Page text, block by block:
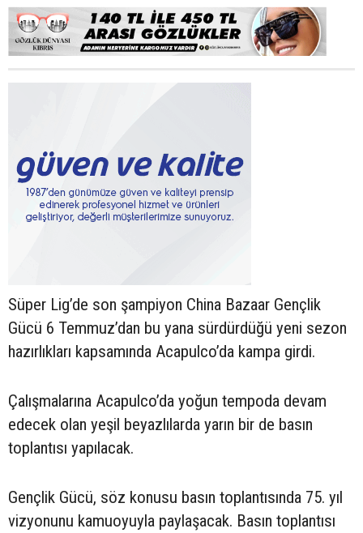
Süper Lig’de son şampiyon China Bazaar Gençlik
Gücü 6 Temmuz’dan bu yana sürdürdüğü yeni sezon
hazırlıkları kapsamında Acapulco’da kampa girdi.
Çalışmalarına Acapulco’da yoğun tempoda devam
edecek olan yeşil beyazlılarda yarın bir de basın
toplantısı yapılacak.
Gençlik Gücü, söz konusu basın toplantısında 75. yıl
vizyonunu kamuoyuyla paylaşacak. Basın toplantısı